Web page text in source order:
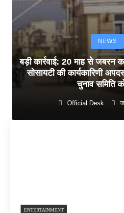
NEWS
बड़ी कार्रवाई: 20 माह से
सोसायटी की कार्यकारिणी
चुनाव समिति
Official Desk
ENTERTAINMENT